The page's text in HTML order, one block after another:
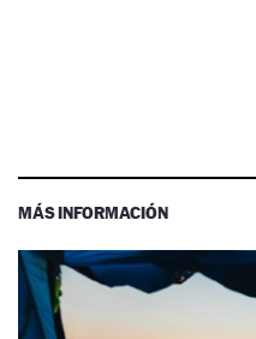
MÁS INFORMACIÓN